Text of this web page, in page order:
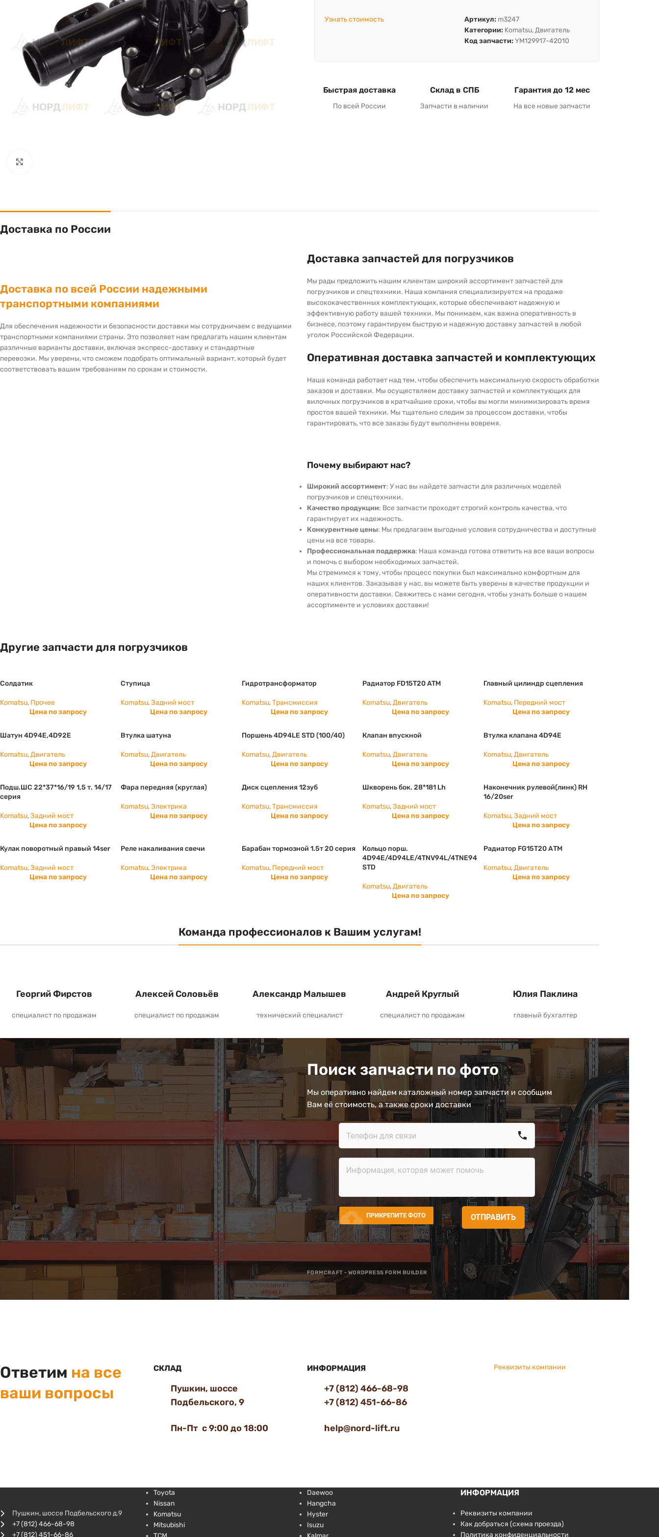
Узнать стоимость Артикул: m3247
Категории: Komatsu, Двигатель
Код запчасти: YM129917-42010
Быстрая доставка
По всей России
Склад в СПБ
Запчасти в наличии
Гарантия до 12 мес
На все новые запчасти
Доставка по России
Доставка по всей России надежными
транспортными компаниями
Для обеспечения надежности и безопасности доставки мы сотрудничаем с ведущими
транспортными компаниями страны. Это позволяет нам предлагать нашим клиентам
различные варианты доставки, включая экспресс-доставку и стандартные
перевозки. Мы уверены, что сможем подобрать оптимальный вариант, который будет
соответствовать вашим требованиям по срокам и стоимости.
Доставка запчастей для погрузчиков
Мы рады предложить нашим клиентам широкий ассортимент запчастей для
погрузчиков и спецтехники. Наша компания специализируется на продаже
высококачественных комплектующих, которые обеспечивают надежную и
эффективную работу вашей техники. Мы понимаем, как важна оперативность в
бизнесе, поэтому гарантируем быструю и надежную доставку запчастей в любой
уголок Российской Федерации.
Оперативная доставка запчастей и комплектующих
Наша команда работает над тем, чтобы обеспечить максимальную скорость обработки
заказов и доставки. Мы осуществляем доставку запчастей и комплектующих для
вилочных погрузчиков в кратчайшие сроки, чтобы вы могли минимизировать время
простоя вашей техники. Мы тщательно следим за процессом доставки, чтобы
гарантировать, что все заказы будут выполнены вовремя.
Почему выбирают нас?
Широкий ассортимент: У нас вы найдете запчасти для различных моделей
погрузчиков и спецтехники.
Качество продукции: Все запчасти проходят строгий контроль качества, что
гарантирует их надежность.
Конкурентные цены: Мы предлагаем выгодные условия сотрудничества и доступные
цены на все товары.
Профессиональная поддержка: Наша команда готова ответить на все ваши вопросы
и помочь с выбором необходимых запчастей.
Мы стремимся к тому, чтобы процесс покупки был максимально комфортным для
наших клиентов. Заказывая у нас, вы можете быть уверены в качестве продукции и
оперативности доставки. Свяжитесь с нами сегодня, чтобы узнать больше о нашем
ассортименте и условиях доставки!
Другие запчасти для погрузчиков
Солдатик
Komatsu, Прочее
Цена по запросу
Ступица
Komatsu,Задний мост
Цена по запросу
Гидротрансформатор
Komatsu,Трансмиссия
Цена по запросу
Радиатор FD15T20 ATM
Komatsu,Двигатель
Цена по запросу
Главный цилиндр сцепления
Komatsu, Передний мост
Цена по запросу
Шатун 4D94E,4D92E
Komatsu,Двигатель
Цена по запросу
Втулка шатуна
Komatsu,Двигатель
Цена по запросу
Поршень 4D94LE STD (100/40)
Komatsu,Двигатель
Цена по запросу
Клапан впускной
Komatsu,Двигатель
Цена по запросу
Втулка клапана 4D94E
Komatsu, Двигатель
Цена по запросу
Подш.ШС 22*37*16/19 1,5 т. 14/17
серия
Komatsu,Задний мост
Цена по запросу
Фара передняя (круглая)
Komatsu,Электрика
Цена по запросу
Диск сцепления 12зуб
Komatsu,Трансмиссия
Цена по запросу
Шкворень бок. 28*181 Lh
Komatsu,Задний мост
Цена по запросу
Наконечник рулевой(линк) RH
16/20ser
Komatsu, Задний мост
Цена по запросу
Кулак поворотный правый 14ser
Komatsu,Задний мост
Цена по запросу
Реле накаливания свечи
Komatsu,Электрика
Цена по запросу
Барабан тормозной 1.5т 20 серия
Komatsu, Передний мост
Цена по запросу
Кольцо порш.
4D94E/4D94LE/4TNV94L/4TNE94
STD
Komatsu,Двигатель
Цена по запросу
Радиатор FG15T20 АТМ
Komatsu, Двигатель
Цена по запросу
Команда профессионалов к Вашим услугам!
Георгий Фирстов
специалист по продажам
Алексей Соловьёв
специалист по продажам
Александр Малышев
технический специалист
Андрей Круглый
специалист по продажам
Юлия Паклина
главный бухгалтер
Поиск запчасти по фото
Мы оперативно найдем каталожный номер запчасти и сообщим
Вам её стоимость, а также сроки доставки
call
cloud_upload ПРИКРЕПИТЕ ФОТО ОТПРАВИТЬ
FORMCRAFT - WORDPRESS FORM BUILDER
Ответим на все
ваши вопросы
СКЛАД
Пушкин, шоссе
Подбельского, 9
Пн-Пт с 9:00 до 18:00
ИНФОРМАЦИЯ
+7 (812) 466-68-98
+7 (812) 451-66-86
help@nord-lift.ru
Реквизиты компании
Пушкин, шоссе Подбельского д.9
+7 (812) 466-68-98
+7 (812) 451-66-86
Toyota
Nissan
Komatsu
Mitsubishi
Daewoo
Hangcha
Hyster
Isuzu
ИНФОРМАЦИЯ
Реквизиты компании
Как добраться (схема проезда)
Политика конфиденциальности